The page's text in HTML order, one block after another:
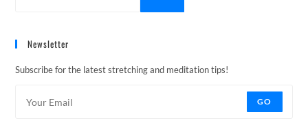
Newsletter
Subscribe for the latest stretching and meditation tips!
GO